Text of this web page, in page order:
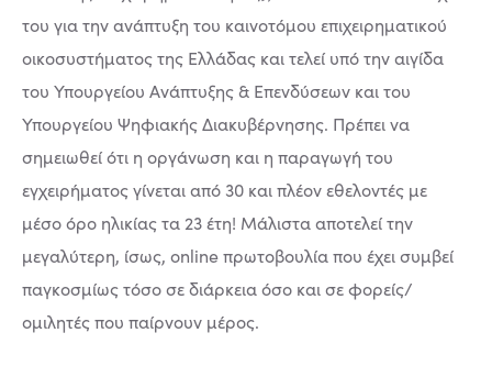
του για την ανάπτυξη του καινοτόμου επιχειρηματικού
οικοσυστήματος της Ελλάδας και τελεί υπό την αιγίδα
του Υπουργείου Ανάπτυξης & Επενδύσεων και του
Υπουργείου Ψηφιακής Διακυβέρνησης. Πρέπει να
σημειωθεί ότι η οργάνωση και η παραγωγή του
εγχειρήματος γίνεται από 30 και πλέον εθελοντές με
μέσο όρο ηλικίας τα 23 έτη! Μάλιστα αποτελεί την
μεγαλύτερη, ίσως, online πρωτοβουλία που έχει συμβεί
παγκοσμίως τόσο σε διάρκεια όσο και σε φορείς/
ομιλητές που παίρνουν μέρος.